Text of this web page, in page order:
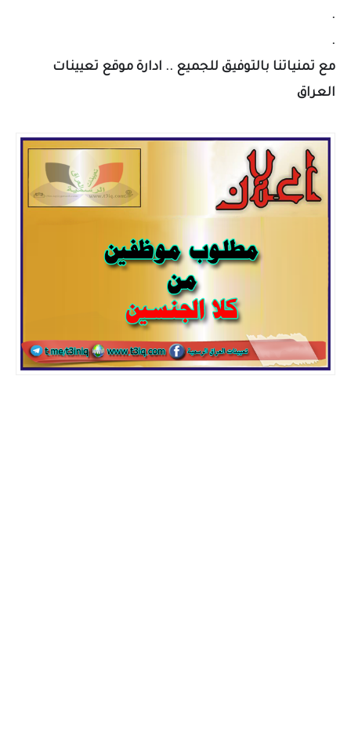
.
.
مع تمنياتنا بالتوفيق للجميع .. ادارة موقع تعيينات
العراق